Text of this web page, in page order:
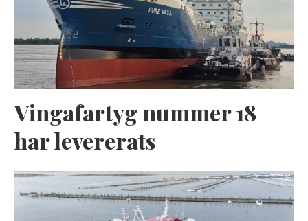
Vingafartyg nummer 18
har levererats